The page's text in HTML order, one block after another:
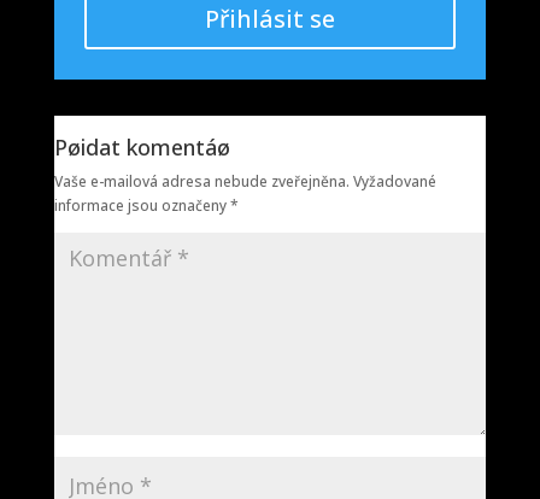
Přihlásit se
Pøidat komentáø
Vaše e-mailová adresa nebude zveřejněna. Vyžadované
informace jsou označeny*